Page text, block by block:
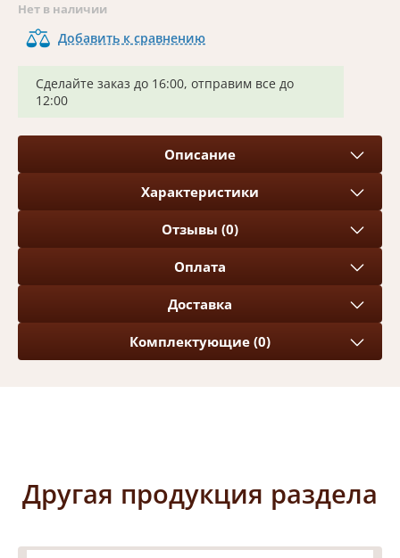
Нет в наличии
Добавить к сравнению
Сделайте заказ до 16:00, отправим все до
12:00
Описание
Характеристики
Отзывы (0)
Оплата
Доставка
Комплектующие (0)
Другая продукция раздела